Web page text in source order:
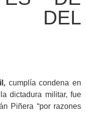
DEL
cumplía condena en
dictadura militar, fue
Piñera “por razones